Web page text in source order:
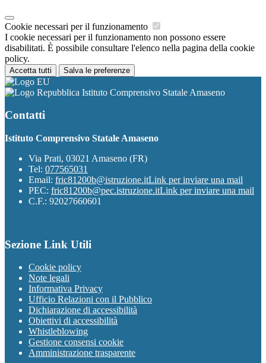
Cookie necessari per il funzionamento
I cookie necessari per il funzionamento non possono essere
disabilitati. È possibile consultare l'elenco nella pagina della cookie
policy.
Accetta tutti Salva le preferenze
Istituto Comprensivo Statale Amaseno
Contatti
Istituto Comprensivo Statale Amaseno
Via Prati, 03021 Amaseno (FR)
Tel: 077565031
Email: fric81200b@istruzione.itLink per inviare una mail
PEC: fric81200b@pec.istruzione.itLink per inviare una mail
C.F.: 92027660601
Sezione Link Utili
Cookie policy
Note legali
Informativa Privacy
Ufficio Relazioni con il Pubblico
Dichiarazione di accessibilità
Obiettivi di accessibilità
Whistleblowing
Gestione consensi cookie
Amministrazione trasparente